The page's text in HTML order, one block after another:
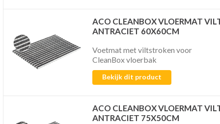
ACO CLEANBOX VLOERMAT
ANTRACIET 60X60CM
Voetmat met viltstroken voor
CleanBox vloerbak
Bekijk dit product
ACO CLEANBOX VLOERMAT
ANTRACIET 75X50CM